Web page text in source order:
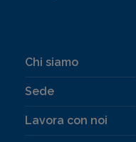
Chi siamo
Sede
Lavora con noi